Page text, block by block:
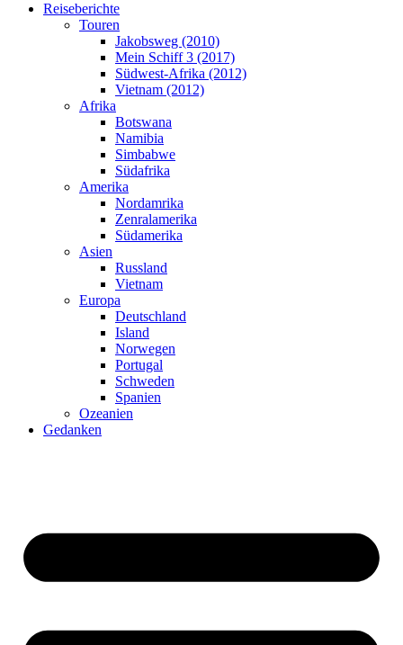
Reiseberichte
Touren
Jakobsweg (2010)
Mein Schiff 3 (2017)
Südwest-Afrika (2012)
Vietnam (2012)
Afrika
Botswana
Namibia
Simbabwe
Südafrika
Amerika
Nordamrika
Zenralamerika
Südamerika
Asien
Russland
Vietnam
Europa
Deutschland
Island
Norwegen
Portugal
Schweden
Spanien
Ozeanien
Gedanken